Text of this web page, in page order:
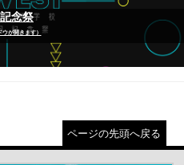
念祭
が開きます）
ページの先頭へ戻る